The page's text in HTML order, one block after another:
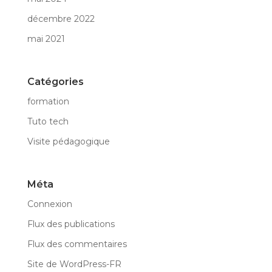
décembre 2022
mai 2021
Catégories
formation
Tuto tech
Visite pédagogique
Méta
Connexion
Flux des publications
Flux des commentaires
Site de WordPress-FR